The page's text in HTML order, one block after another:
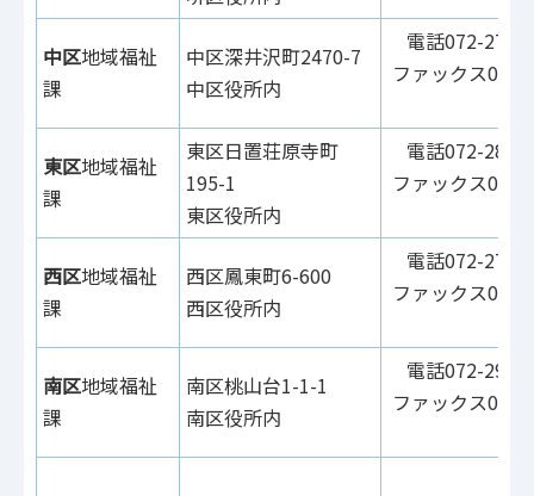
中区地域福祉
課
中区深井沢町2470-7
中区役所内
電話072-270-
ファックス072-
東区地域福祉
課
東区日置荘原寺町
195-1
東区役所内
電話072-287-
ファックス072-
西区地域福祉
課
西区鳳東町6-600
西区役所内
電話072-275-
ファックス072-
南区地域福祉
課
南区桃山台1-1-1
南区役所内
電話072-290-
ファックス072-